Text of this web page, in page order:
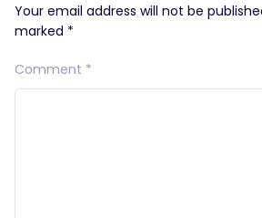
Your email address will not be
marked *
Comment *